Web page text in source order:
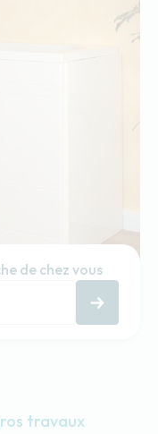
de chez vous
travaux